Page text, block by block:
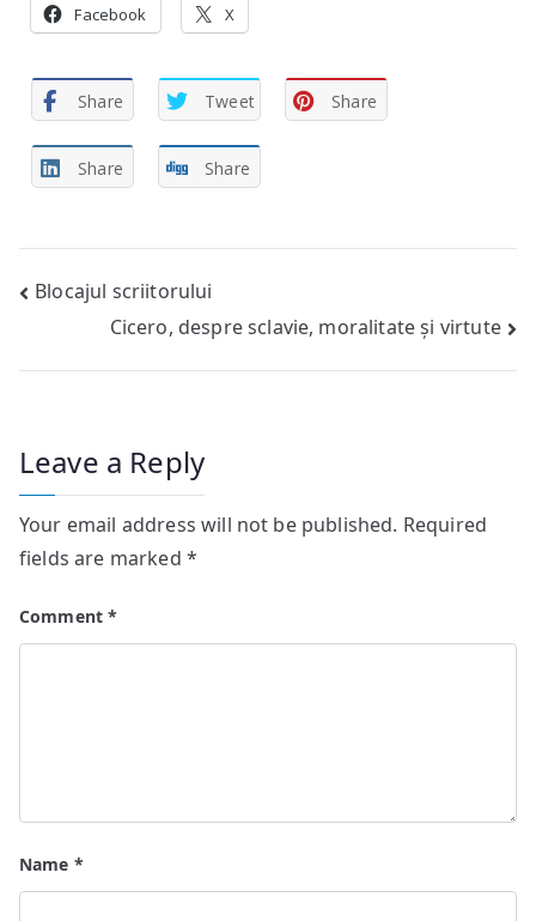
Facebook X
Share Tweet Share
Share Share
Post
navigation
Blocajul scriitorului
Cicero, despre sclavie, moralitate și virtute
Leave a Reply
Your email address will not be published. Required
fields are marked *
Comment*
Name *